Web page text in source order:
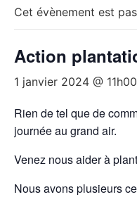
Cet évènement est
Action
1 janvier 2024 @ 11h00
Rien de tel que de
journée au grand air.
Venez nous aider à
Nous avons plusieurs